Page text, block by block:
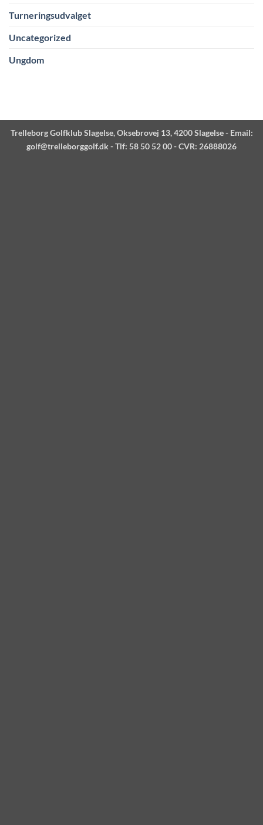
Turneringsudvalget
Uncategorized
Ungdom
Trelleborg Golfklub Slagelse, Oksebrovej 13, 4200 Slagelse - Email:
golf@trelleborggolf.dk - Tlf: 58 50 52 00 - CVR: 26888026